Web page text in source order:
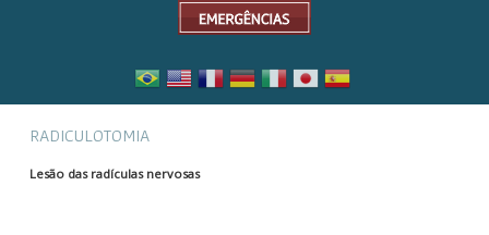
RADICULOTOMIA
Lesão das radículas nervosas